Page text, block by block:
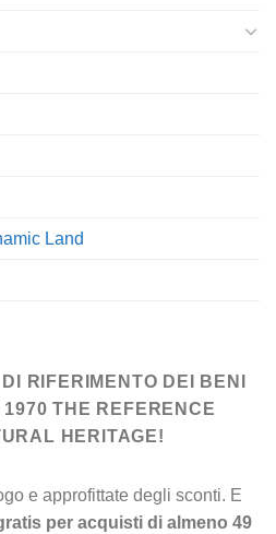
Land
RIFERIMENTO DEI BENI
THE REFERENCE
HERITAGE!
e approfittate degli sconti. E
per acquisti di almeno 49